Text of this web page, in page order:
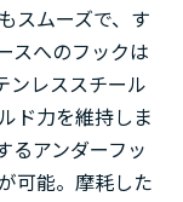
スムーズで、す
スへのフックは
ンレススチール
ド力を維持しま
るアンダーフッ
可能。摩耗した